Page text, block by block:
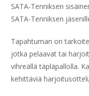
SATA-Tenniksen
SATA-Tenniksen
Tapahtuman on
jotka pelaavat tai
vihreällä täpläpallolla.
kehittäviä